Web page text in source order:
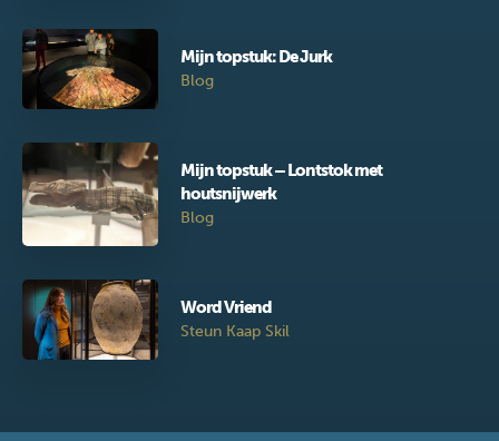
Mijn topstuk: De Jurk
Blog
Mijn topstuk – Lontstok met
houtsnijwerk
Blog
Word Vriend
Steun Kaap Skil